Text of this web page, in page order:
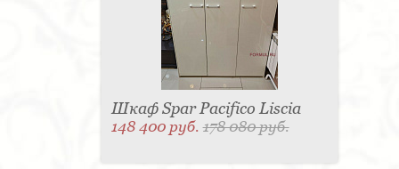
Шкаф Spar Pacifico Liscia
148 400 руб.178 080 руб.